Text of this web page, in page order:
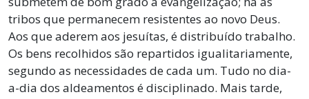
tribos que permanecem resistentes ao novo Deus.
Aos que aderem aos jesuítas, é distribuído trabalho.
Os bens recolhidos são repartidos igualitariamente,
segundo as necessidades de cada um. Tudo no dia-
a-dia dos aldeamentos é disciplinado. Mais tarde,